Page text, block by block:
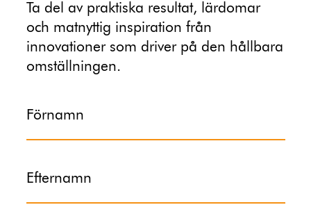
Ta del av praktiska resultat, lärdomar
och matnyttig inspiration från
innovationer som driver på den hållbara
omställningen.
Förnamn
Efternamn